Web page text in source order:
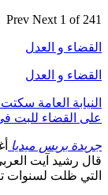
Prev Next 1 of 241
القضاء و العدل
القضاء و العدل
النيابة العامة
على القضاء للبت
جريدة بريس ميديا
قال رشيد آيت
التي ظلت لسنوات